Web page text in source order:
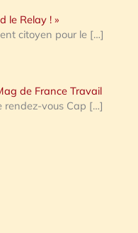
le Relay ! »
citoyen pour le […]
de France Travail
rendez-vous Cap […]